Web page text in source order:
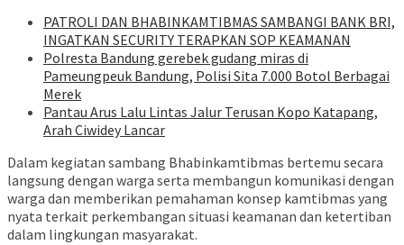
‎PATROLI DAN BHABINKAMTIBMAS SAMBANGI BANK BRI,
INGATKAN SECURITY TERAPKAN SOP KEAMANAN
Polresta Bandung gerebek gudang miras di
Pameungpeuk Bandung, Polisi Sita 7.000 Botol Berbagai
Merek
Pantau Arus Lalu Lintas Jalur Terusan Kopo Katapang,
Arah Ciwidey Lancar
Dalam kegiatan sambang Bhabinkamtibmas bertemu secara
langsung dengan warga serta membangun komunikasi dengan
warga dan memberikan pemahaman konsep kamtibmas yang
nyata terkait perkembangan situasi keamanan dan ketertiban
dalam lingkungan masyarakat.